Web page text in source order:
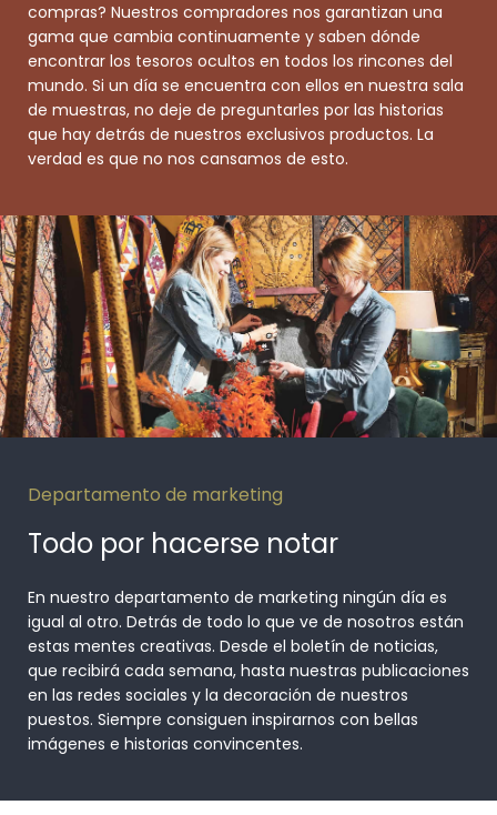
compras? Nuestros compradores nos garantizan una
gama que cambia continuamente y saben dónde
encontrar los tesoros ocultos en todos los rincones del
mundo. Si un día se encuentra con ellos en nuestra sala
de muestras, no deje de preguntarles por las historias
que hay detrás de nuestros exclusivos productos. La
verdad es que no nos cansamos de esto.
Departamento de marketing
Todo por hacerse notar
En nuestro departamento de marketing ningún día es
igual al otro. Detrás de todo lo que ve de nosotros están
estas mentes creativas. Desde el boletín de noticias,
que recibirá cada semana, hasta nuestras publicaciones
en las redes sociales y la decoración de nuestros
puestos. Siempre consiguen inspirarnos con bellas
imágenes e historias convincentes.